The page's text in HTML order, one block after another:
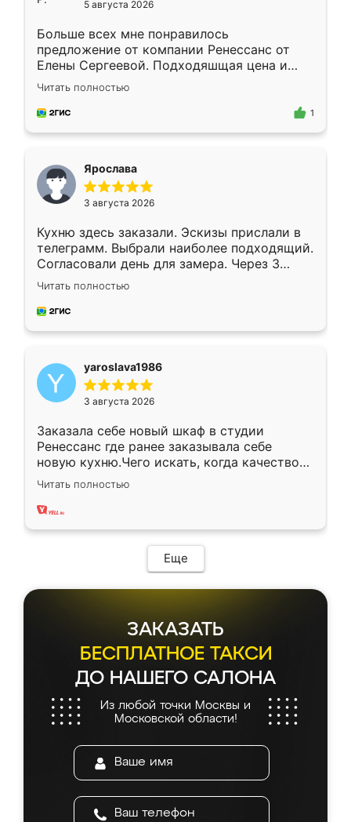
5 августа 2026
Больше всех мне понравилось
предложение от компании Ренессанс от
Елены Сергеевой. Подходяшщая цена и
короткие сроки изготовления. Приехавший
для замера сотрудник Владислав
предложил по моему эскизу самый
Читать полностью
1
Ярослава
3 августа 2026
Кухню здесь заказали. Эскизы прислали в
телеграмм. Выбрали наиболее подходящий.
Согласовали день для замера. Через 3
недели кухня была уже готова. Остались
довольны работой. Спасибо Ренессанс
мебель за качественную работу!
Читать полностью
yaroslava1986
3 августа 2026
Заказала себе новый шкаф в студии
Ренессанс где ранее заказывала себе
новую кухню.Чего искать, когда качеством
вполне довольна. Служит кухня уже почти
два года, нареканий нет.
Читать полностью
Еще
ЗАКАЗАТЬ
БЕСПЛАТНОЕ ТАКСИ
ДО НАШЕГО САЛОНА
Из любой точки Москвы и
Московской области!